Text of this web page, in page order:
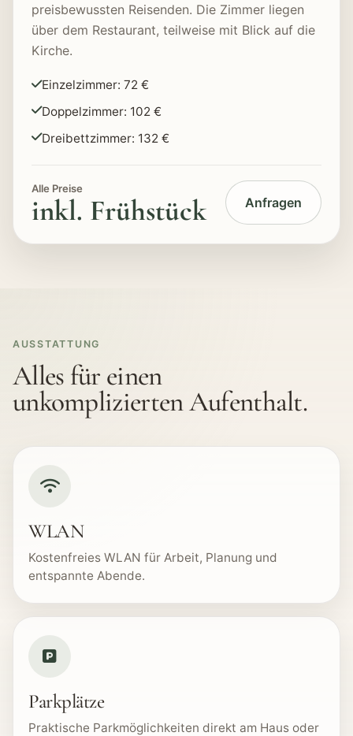
preisbewussten Reisenden. Die Zimmer liegen
über dem Restaurant, teilweise mit Blick auf die
Kirche.
Einzelzimmer: 72 €
Doppelzimmer: 102 €
Dreibettzimmer: 132 €
Alle Preise
inkl. Frühstück Anfragen
AUSSTATTUNG
Alles für einen
unkomplizierten Aufenthalt.
WLAN
Kostenfreies WLAN für Arbeit, Planung und
entspannte Abende.
Parkplätze
Praktische Parkmöglichkeiten direkt am Haus oder